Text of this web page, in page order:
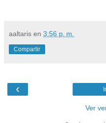
aaltaris en 3:56 p. m.
Compartir
‹
Ver